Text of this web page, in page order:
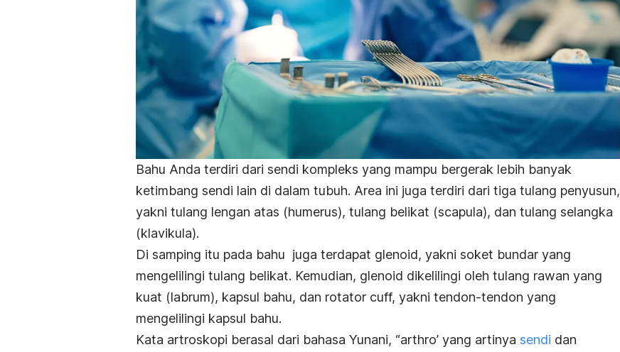
Bahu Anda terdiri dari sendi kompleks yang mampu bergerak lebih banyak
ketimbang sendi lain di dalam tubuh. Area ini juga terdiri dari tiga tulang penyusun,
yakni tulang lengan atas (humerus), tulang belikat (scapula), dan tulang selangka
(klavikula).
Di samping itu pada bahu juga terdapat glenoid, yakni soket bundar yang
mengelilingi tulang belikat. Kemudian, glenoid dikelilingi oleh tulang rawan yang
kuat (labrum), kapsul bahu, dan rotator cuff, yakni tendon-tendon yang
mengelilingi kapsul bahu.
Kata artroskopi berasal dari bahasa Yunani, “arthro’ yang artinya sendi dan